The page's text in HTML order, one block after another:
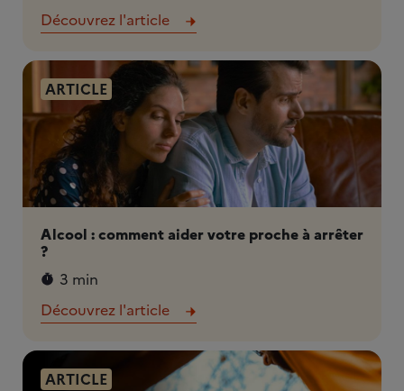
Découvrez l'article
ARTICLE
Alcool : comment aider votre proche à arrêter
?
3 min
Découvrez l'article
ARTICLE